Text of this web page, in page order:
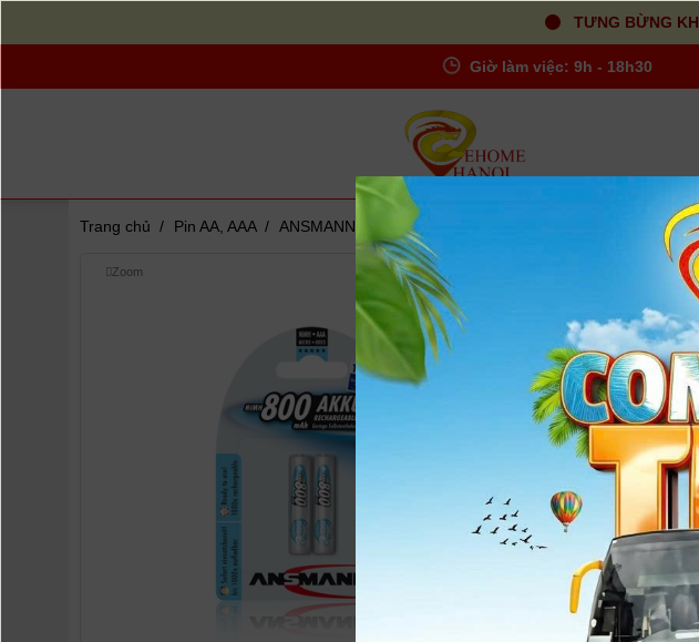
TƯNG BỪNG
Giờ làm việc: 9h - 18h30
Trang chủ / Pin AA, AAA / ANSMANN Pin sạc cao cấp Micro HR03 AAA-800mAh
Zoom
Người dùng đánh
Điện áp: 1.2V
Công nghệ:
Phân phối độc
Bảo hành: 2 năm
Đóng gói: Vỉ 02
Xem thêm
Bảo hành 12
Giá khuyến